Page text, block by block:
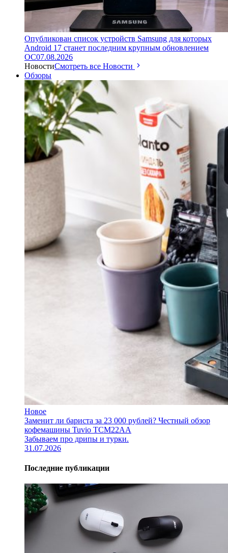
Опубликован список устройств Samsung для которых
Android 17 станет последним крупным обновлением
ОС07.08.2026
НовостиСмотреть все Новости
Обзоры
Новое
Заменит ли бариста за 23 000 рублей? Честный обзор
кофемашины Tuvio TCM22AA
Забываем про дрипы и турки.
31.07.2026
Последние публикации